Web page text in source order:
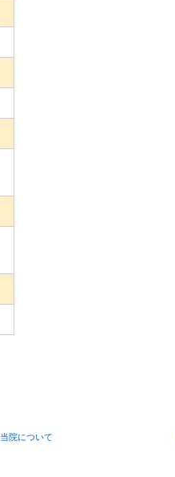
当院について